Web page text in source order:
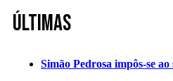
Últimas
Simão Pedrosa impôs-se